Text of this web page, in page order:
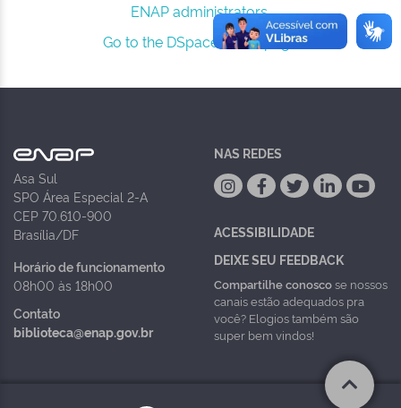
ENAP administrators.
Go to the DSpace home page
Asa Sul
SPO Área Especial 2-A
CEP 70.610-900
Brasília/DF
Horário de funcionamento
08h00 às 18h00
Contato
biblioteca@enap.gov.br
NAS REDES
ACESSIBILIDADE
DEIXE SEU FEEDBACK
Compartilhe conoscose nossos
canais estão adequados pra
você? Elogios também são
super bem vindos!